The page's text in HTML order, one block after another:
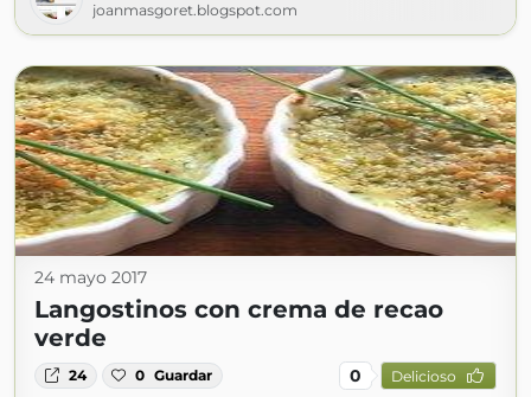
joanmasgoret.blogspot.com
24 mayo 2017
Langostinos con crema de recao
verde
24 0 Guardar 0 Delicioso